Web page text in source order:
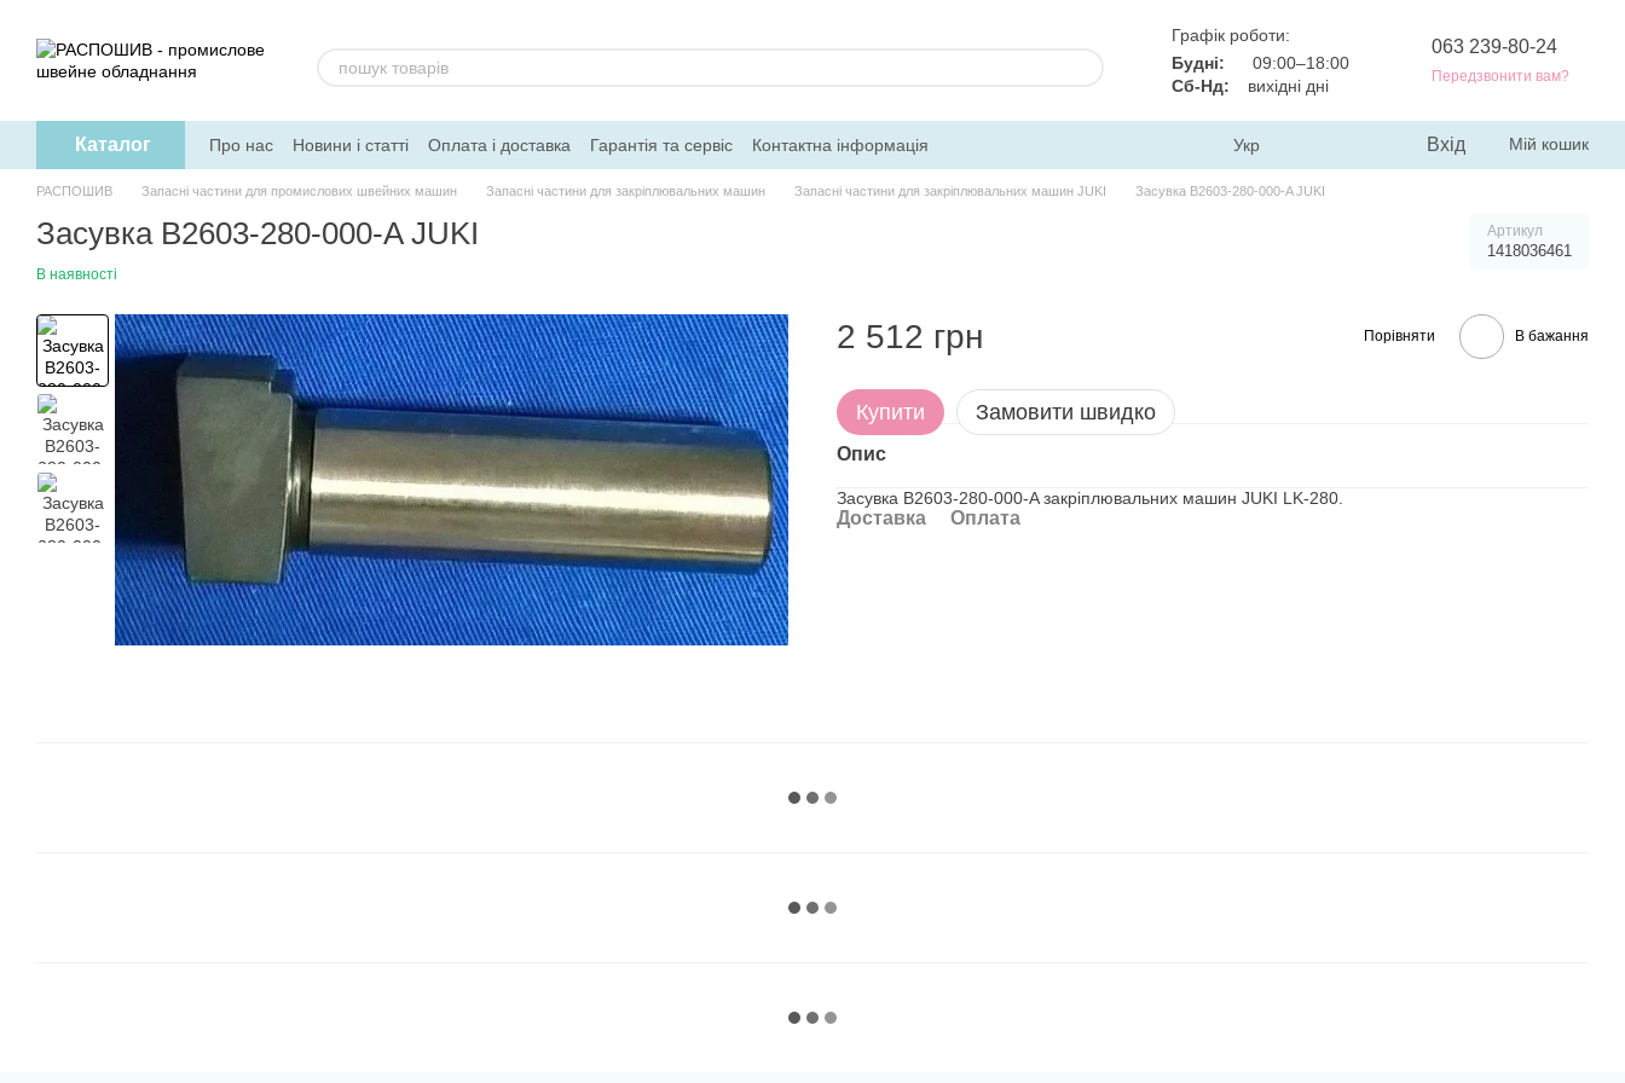
Графік роботи:
Будні:
09:00–18:00
Сб-Нд:
вихідні дні
063 239-80-24
Передзвонити вам?
Каталог Про нас Новини і статті Оплата і доставка Гарантія та сервіс Контактна інформація Укр Вхід Мій кошик
РАСПОШИВ Запасні частини для промислових швейних машин Запасні частини для закріплювальних машин Запасні частини для закріплювальних машин JUKI Засувка B2603-280-000-A JUKI
Засувка B2603-280-000-A JUKI Артикул
1418036461
В наявності
2 512 грн Порівняти В бажання
Купити Замовити швидко
Опис
Засувка B2603-280-000-A закріплювальних машин JUKI LK-280.
Доставка Оплата